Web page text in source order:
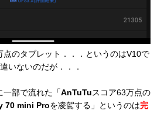
点のタブレット．．．というのはV10で
いないのだが．．．
一部で流れた「AnTuTuスコア63万点の
70 mini Proを凌駕する」というのは完